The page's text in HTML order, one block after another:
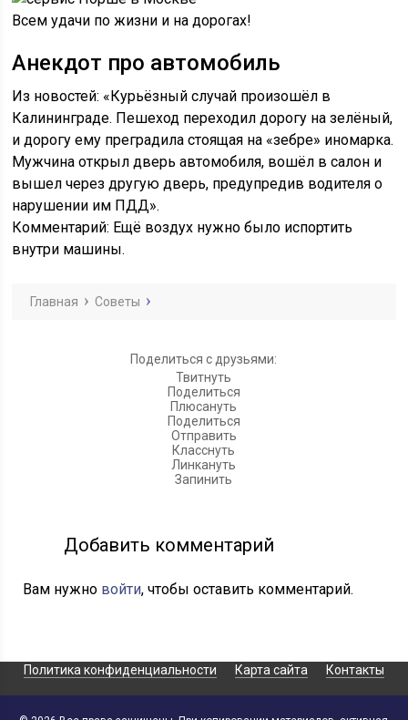
Всем удачи по жизни и на дорогах!
Анекдот про автомобиль
Из новостей: «Курьёзный случай произошёл в
Калининграде. Пешеход переходил дорогу на зелёный,
и дорогу ему преградила стоящая на «зебре» иномарка.
Мужчина открыл дверь автомобиля, вошёл в салон и
вышел через другую дверь, предупредив водителя о
нарушении им ПДД».
Комментарий: Ещё воздух нужно было испортить
внутри машины.
Главная Советы
Поделиться с друзьями:
Твитнуть
Поделиться
Плюсануть
Поделиться
Отправить
Класснуть
Линкануть
Запинить
Добавить комментарий
Вам нужно войти, чтобы оставить комментарий.
Политика конфиденциальности Карта сайта Контакты